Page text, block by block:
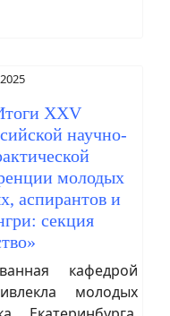
XXV
научно-
молодых
аспирантов и
секция
кафедрой
молодых